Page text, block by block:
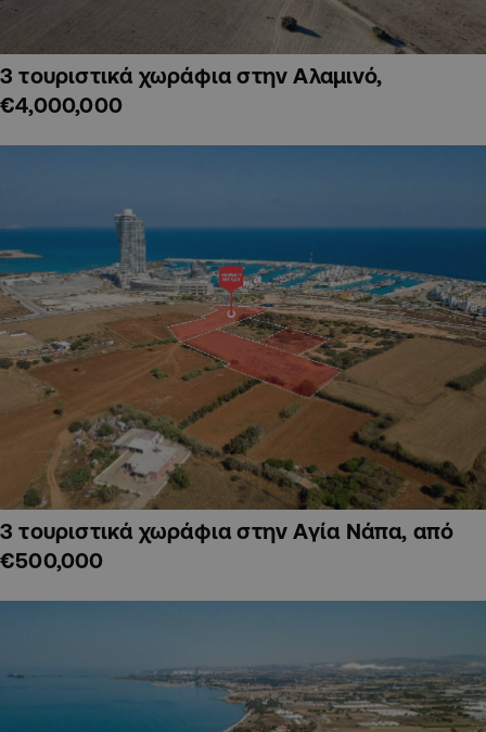
3 τουριστικά χωράφια στην Αλαμινό,
€4,000,000
3 τουριστικά χωράφια στην Αγία Νάπα, από
€500,000